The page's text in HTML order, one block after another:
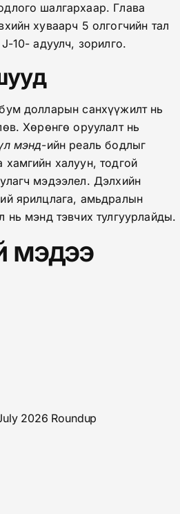
шалгархаар. Глава
хуваарч 5 олгогчийн тал
10- адуулч, зорилго.
долларын санхүүжилт нь
Хөрөнгө оруулалт нь
мэнд-ийн реаль бодлыг
халуун, тодгой
мэдээлел. Дэлхийн
ярилцлага, амьдралын
нь мэнд тэвчих тулгуурлайды.
мэдээ
2026 Roundup